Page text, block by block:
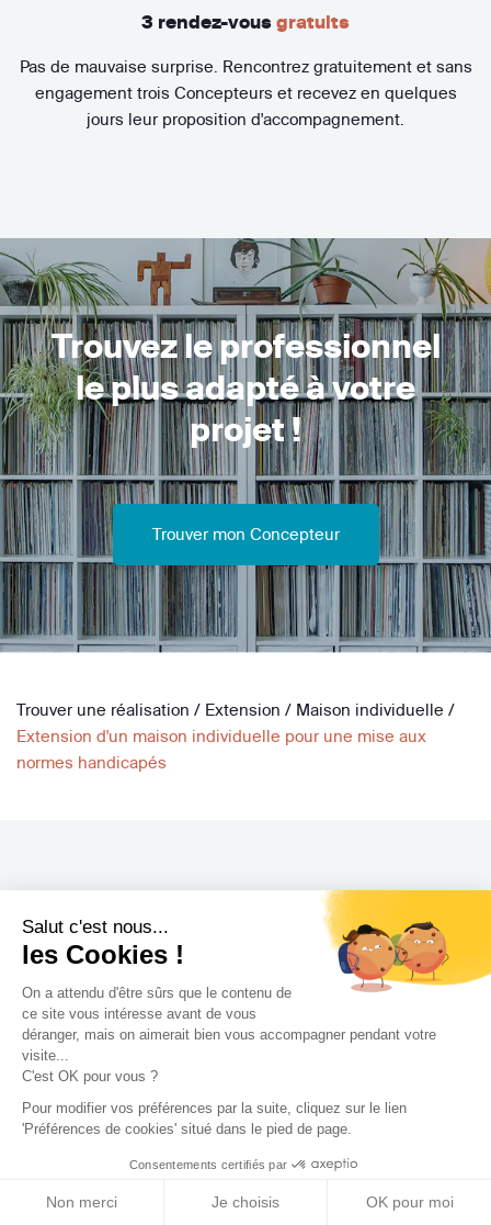
Salut c'est nous...
les Cookies !
On a attendu d'être sûrs que le contenu de
ce site vous intéresse avant de vous
déranger, mais on aimerait bien vous accompagner pendant votre
visite...
C'est OK pour vous ?
Pour modifier vos préférences par la suite, cliquez sur le lien
'Préférences de cookies' situé dans le pied de page.
Consentements certifiés par
Non merci Je choisis OK pour moi
3 rendez-vous gratuits
Pas de mauvaise surprise. Rencontrez gratuitement et sans
engagement trois Concepteurs et recevez en quelques
jours leur proposition d'accompagnement.
Trouvez le professionnel
le plus adapté à votre
projet !
Trouver mon Concepteur
Trouver une réalisation / Extension / Maison individuelle /
Extension d'un maison individuelle pour une mise aux
normes handicapés
Archidvisor
À propos
Notre blog
Presse
Nos partenaires
Nous contacter
CGV / CGU